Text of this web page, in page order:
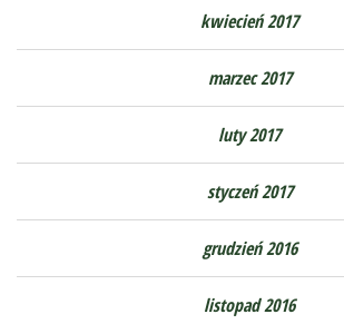
kwiecień 2017
marzec 2017
luty 2017
styczeń 2017
grudzień 2016
listopad 2016